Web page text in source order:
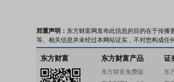
郑重声明： 东方财富网发布此信息的目的在于传播
等。相关信息并未经过本网站证实，不对您构成任